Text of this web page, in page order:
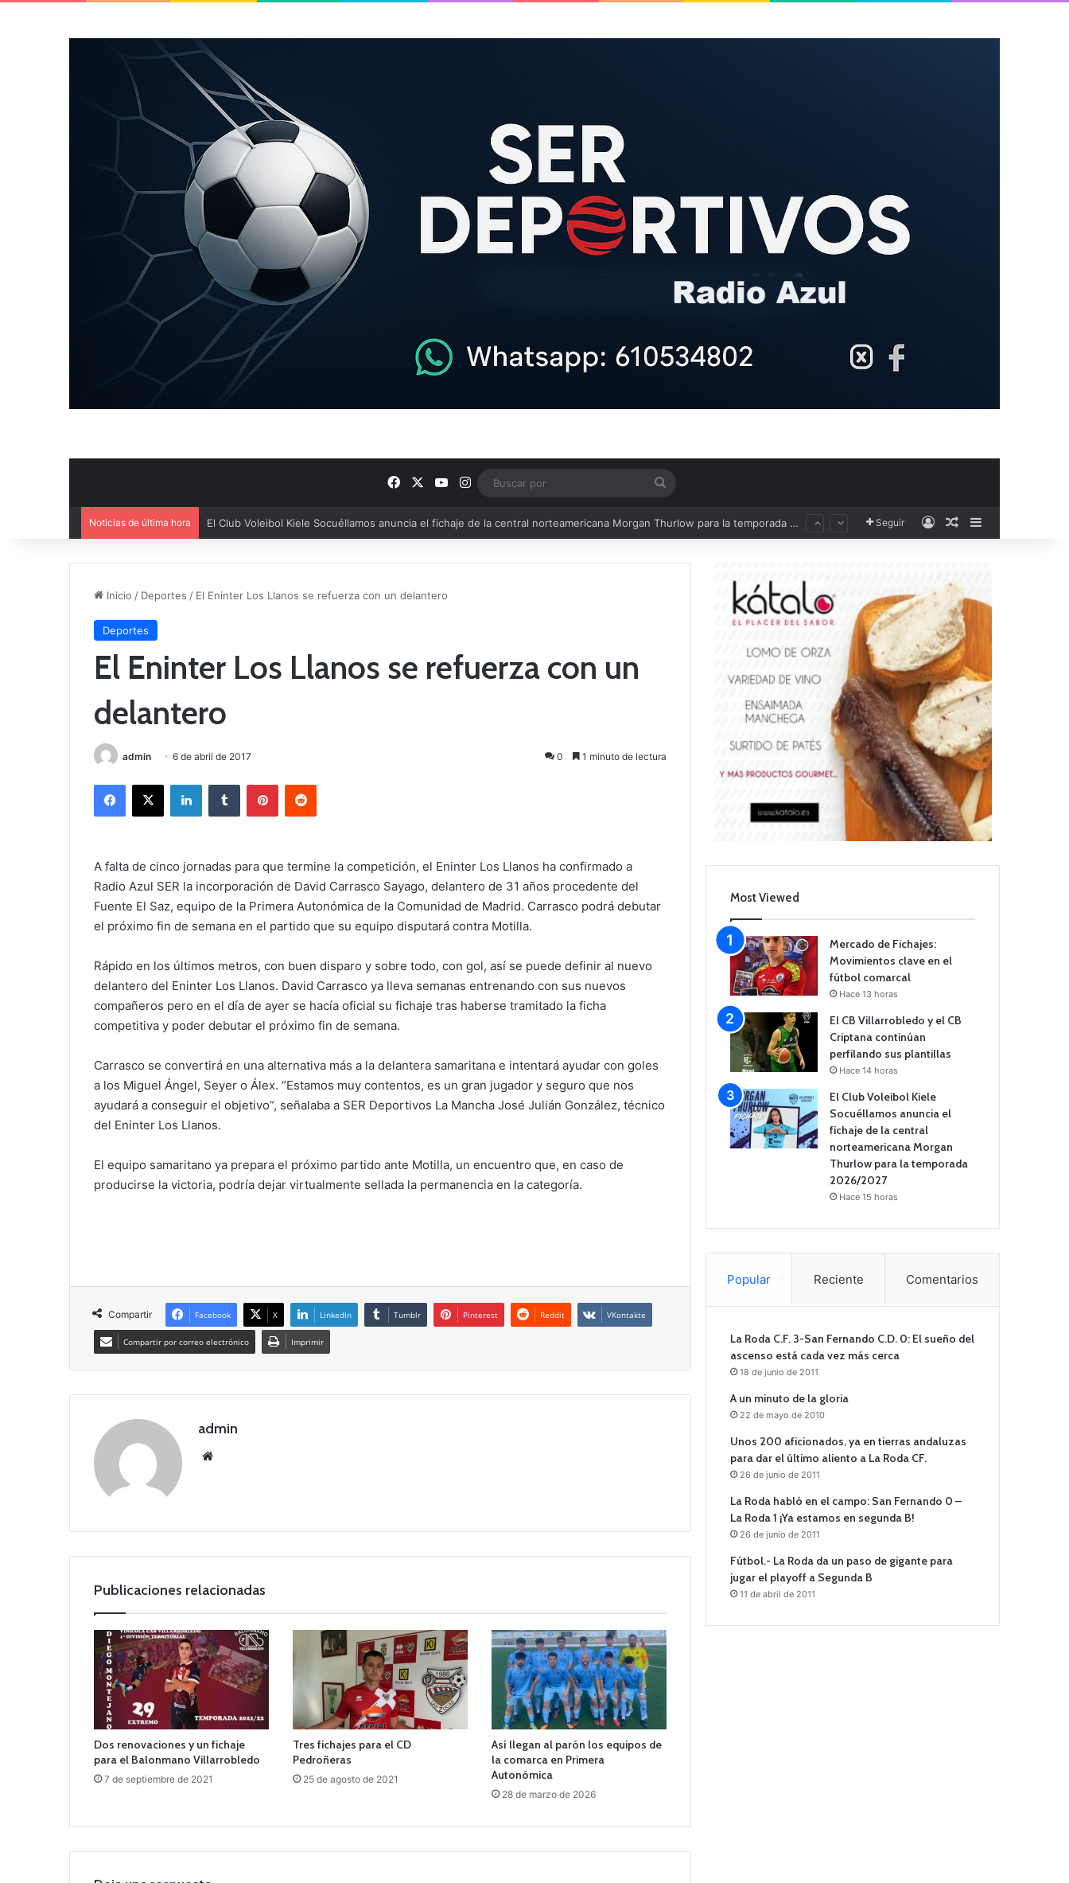
FacebookYouTube
Instagram
Noticias de última hora El Cuenca Deportiva refuerza su plantilla con talento de la comarca Seguir AccesoPublicación al
Inicio / Deportes / El Eninter Los Llanos se refuerza con un delantero
Deportes
El Eninter Los Llanos se refuerza con un
delantero
admin 6 de abril de 2017 0 1 minuto de lectura
A falta de cinco jornadas para que termine la competición, el Eninter Los Llanos ha confirmado a
Radio Azul SER la incorporación de David Carrasco Sayago, delantero de 31 años procedente del
Fuente El Saz, equipo de la Primera Autonómica de la Comunidad de Madrid. Carrasco podrá debutar
el próximo fin de semana en el partido que su equipo disputará contra Motilla.
Rápido en los últimos metros, con buen disparo y sobre todo, con gol, así se puede definir al nuevo
delantero del Eninter Los Llanos. David Carrasco ya lleva semanas entrenando con sus nuevos
compañeros pero en el día de ayer se hacía oficial su fichaje tras haberse tramitado la ficha
competitiva y poder debutar el próximo fin de semana.
Carrasco se convertirá en una alternativa más a la delantera samaritana e intentará ayudar con goles
a los Miguel Ángel, Seyer o Álex. “Estamos muy contentos, es un gran jugador y seguro que nos
ayudará a conseguir el objetivo”, señalaba a SER Deportivos La Mancha José Julián González, técnico
del Eninter Los Llanos.
El equipo samaritano ya prepara el próximo partido ante Motilla, un encuentro que, en caso de
producirse la victoria, podría dejar virtualmente sellada la permanencia en la categoría.
Compartir Facebook X LinkedIn Tumblr Pinterest Reddit VKontakte
Compartir por correo electrónico Imprimir
admin
Publicaciones relacionadas
Dos renovaciones y un fichaje
para el Balonmano Villarrobledo
7 de septiembre de 2021
Tres fichajes para el CD
Pedroñeras
25 de agosto de 2021
Así llegan al parón los equipos de
la comarca en Primera
Autonómica
28 de marzo de 2026
Most Viewed
Mercado de Fichajes:
Movimientos clave en el
fútbol comarcal
Hace 13 horas
El CB Villarrobledo y el CB
Criptana continúan
perfilando sus plantillas
Hace 14 horas
El Club Voleibol Kiele
Socuéllamos anuncia el
fichaje de la central
norteamericana Morgan
Thurlow para la temporada
2026/2027
Hace 15 horas
Popular Reciente Comentarios
La Roda C.F. 3-San Fernando C.D. 0: El sueño del
ascenso está cada vez más cerca
18 de junio de 2011
A un minuto de la gloria
22 de mayo de 2010
Unos 200 aficionados, ya en tierras andaluzas
para dar el último aliento a La Roda CF.
26 de junio de 2011
La Roda habló en el campo: San Fernando 0 –
La Roda 1 ¡Ya estamos en segunda B!
26 de junio de 2011
Fútbol.- La Roda da un paso de gigante para
jugar el playoff a Segunda B
11 de abril de 2011